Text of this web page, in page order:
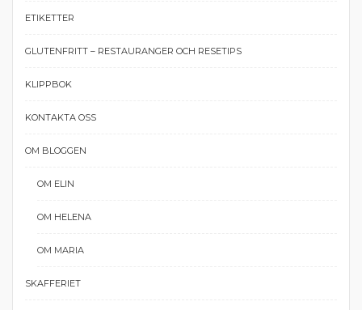
ETIKETTER
GLUTENFRITT – RESTAURANGER OCH RESETIPS
KLIPPBOK
KONTAKTA OSS
OM BLOGGEN
OM ELIN
OM HELENA
OM MARIA
SKAFFERIET